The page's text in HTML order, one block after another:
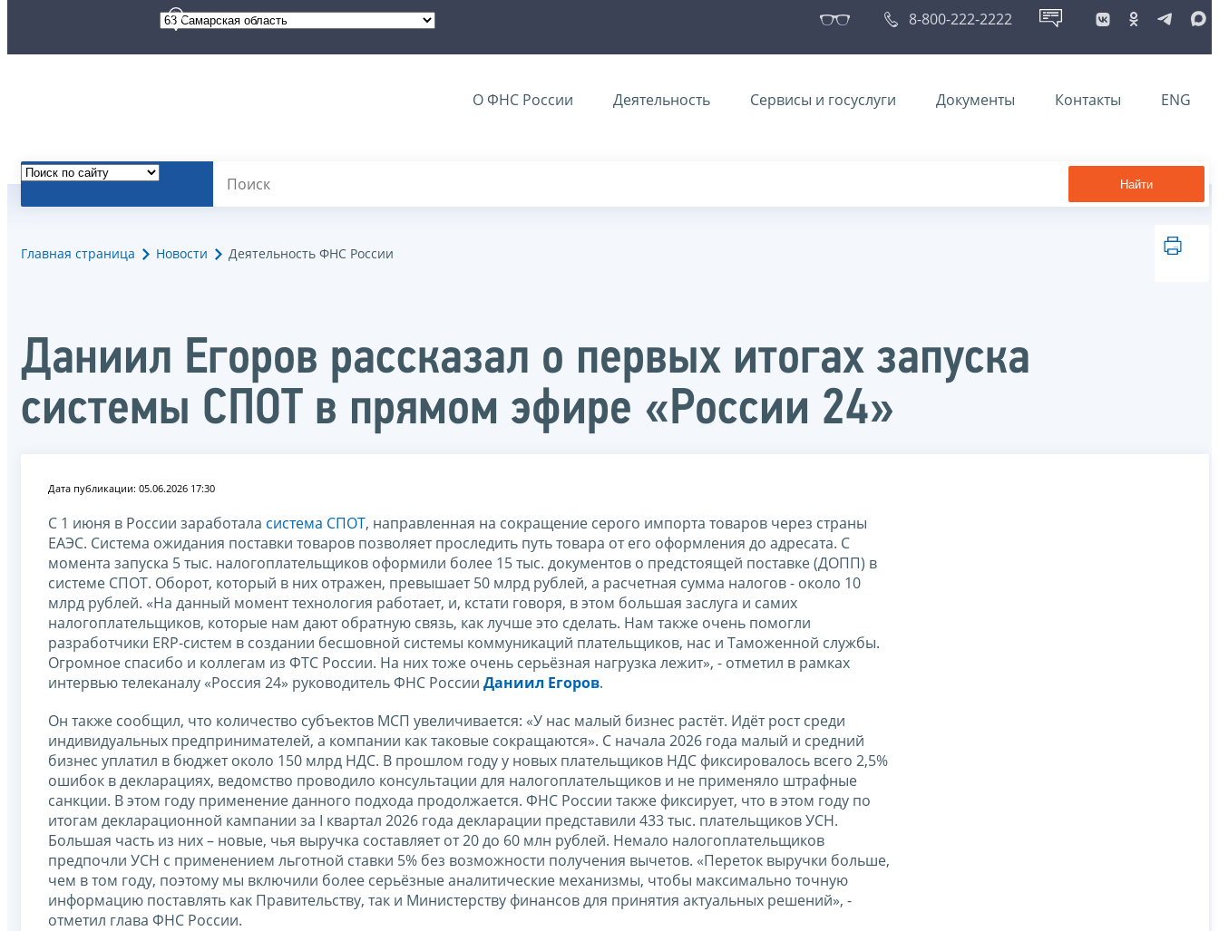
8-800-222-2222
О ФНС России Деятельность Сервисы и госуслуги Документы Контакты ENG
Найти
Главная страница Новости Деятельность ФНС России
Даниил Егоров рассказал о первых итогах запуска
системы СПОТ в прямом эфире «России 24»
Дата публикации: 05.06.2026 17:30
С 1 июня в России заработала система СПОТ, направленная на сокращение серого импорта товаров через страны
ЕАЭС. Система ожидания поставки товаров позволяет проследить путь товара от его оформления до адресата. С
момента запуска 5 тыс. налогоплательщиков оформили более 15 тыс. документов о предстоящей поставке (ДОПП) в
системе СПОТ. Оборот, который в них отражен, превышает 50 млрд рублей, а расчетная сумма налогов - около 10
млрд рублей. «На данный момент технология работает, и, кстати говоря, в этом большая заслуга и самих
налогоплательщиков, которые нам дают обратную связь, как лучше это сделать. Нам также очень помогли
разработчики ERP-систем в создании бесшовной системы коммуникаций плательщиков, нас и Таможенной службы.
Огромное спасибо и коллегам из ФТС России. На них тоже очень серьёзная нагрузка лежит», - отметил в рамках
интервью телеканалу «Россия 24» руководитель ФНС России Даниил Егоров.
Он также сообщил, что количество субъектов МСП увеличивается: «У нас малый бизнес растёт. Идёт рост среди
индивидуальных предпринимателей, а компании как таковые сокращаются». С начала 2026 года малый и средний
бизнес уплатил в бюджет около 150 млрд НДС. В прошлом году у новых плательщиков НДС фиксировалось всего 2,5%
ошибок в декларациях, ведомство проводило консультации для налогоплательщиков и не применяло штрафные
санкции. В этом году применение данного подхода продолжается. ФНС России также фиксирует, что в этом году по
итогам декларационной кампании за I квартал 2026 года декларации представили 433 тыс. плательщиков УСН.
Большая часть из них – новые, чья выручка составляет от 20 до 60 млн рублей. Немало налогоплательщиков
предпочли УСН с применением льготной ставки 5% без возможности получения вычетов. «Переток выручки больше,
чем в том году, поэтому мы включили более серьёзные аналитические механизмы, чтобы максимально точную
информацию поставлять как Правительству, так и Министерству финансов для принятия актуальных решений», -
отметил глава ФНС России.